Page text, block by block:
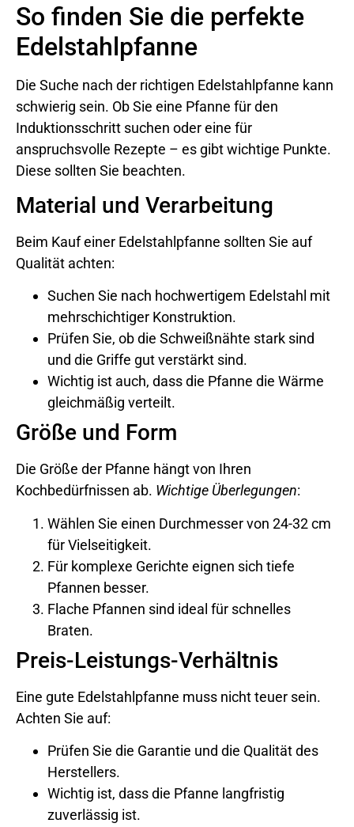
So finden Sie die perfekte
Edelstahlpfanne
Die Suche nach der richtigen Edelstahlpfanne kann
schwierig sein. Ob Sie eine Pfanne für den
Induktionsschritt suchen oder eine für
anspruchsvolle Rezepte – es gibt wichtige Punkte.
Diese sollten Sie beachten.
Material und Verarbeitung
Beim Kauf einer Edelstahlpfanne sollten Sie auf
Qualität achten:
Suchen Sie nach hochwertigem Edelstahl mit
mehrschichtiger Konstruktion.
Prüfen Sie, ob die Schweißnähte stark sind
und die Griffe gut verstärkt sind.
Wichtig ist auch, dass die Pfanne die Wärme
gleichmäßig verteilt.
Größe und Form
Die Größe der Pfanne hängt von Ihren
Kochbedürfnissen ab. Wichtige Überlegungen:
Wählen Sie einen Durchmesser von 24-32 cm
für Vielseitigkeit.
Für komplexe Gerichte eignen sich tiefe
Pfannen besser.
Flache Pfannen sind ideal für schnelles
Braten.
Preis-Leistungs-Verhältnis
Eine gute Edelstahlpfanne muss nicht teuer sein.
Achten Sie auf:
Prüfen Sie die Garantie und die Qualität des
Herstellers.
Wichtig ist, dass die Pfanne langfristig
zuverlässig ist.